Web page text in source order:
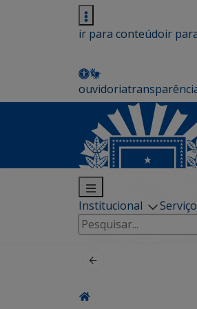
ir para conteúdoir
ouvidoria
Institucional
Pesquisar
por: